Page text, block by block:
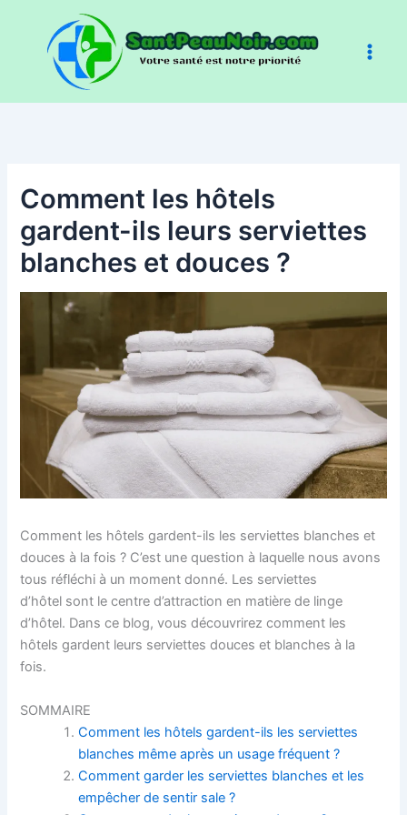
contenu
Comment les hôtels
gardent-ils leurs serviettes
blanches et douces ?
Comment les hôtels gardent-ils les serviettes blanches et
douces à la fois ? C’est une question à laquelle nous avons
tous réfléchi à un moment donné. Les serviettes
d’hôtel sont le centre d’attraction en matière de linge
d’hôtel. Dans ce blog, vous découvrirez comment les
hôtels gardent leurs serviettes douces et blanches à la
fois.
SOMMAIRE
Comment les hôtels gardent-ils les serviettes
blanches même après un usage fréquent ?
Comment garder les serviettes blanches et les
empêcher de sentir sale ?